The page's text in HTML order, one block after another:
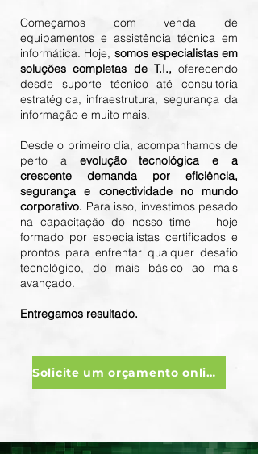
Começamos com venda de
equipamentos e assistência técnica em
informática. Hoje, somos especialistas em
soluções completas de T.I., oferecendo
desde suporte técnico até consultoria
estratégica, infraestrutura, segurança da
informação e muito mais.
Desde o primeiro dia, acompanhamos de
perto a evolução tecnológica e a
crescente demanda por eficiência,
segurança e conectividade no mundo
corporativo. Para isso, investimos pesado
na capacitação do nosso time — hoje
formado por especialistas certificados e
prontos para enfrentar qualquer desafio
tecnológico, do mais básico ao mais
avançado.
Entregamos resultado.
Solicite um orçamento online